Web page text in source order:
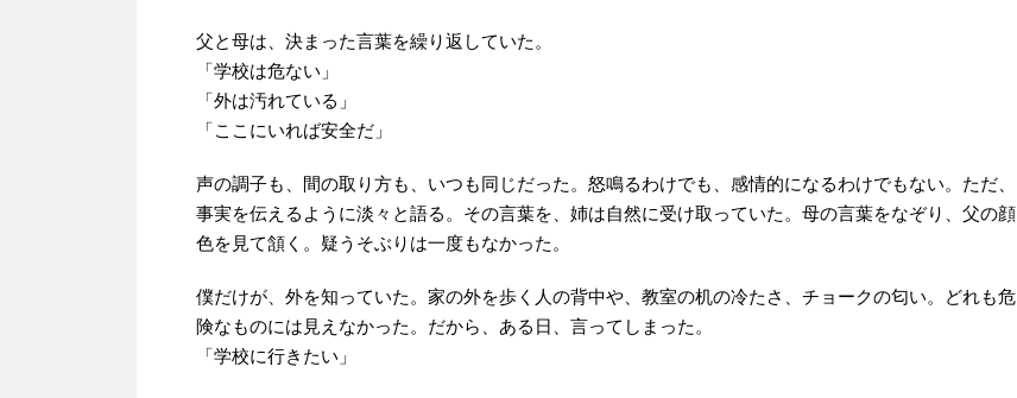
父と母は、決まった言葉を繰り返していた。
「学校は危ない」
「外は汚れている」
「ここにいれば安全だ」
声の調子も、間の取り方も、いつも同じだった。怒鳴るわけでも、感情的になるわけでもない。ただ、
事実を伝えるように淡々と語る。その言葉を、姉は自然に受け取っていた。母の言葉をなぞり、父の顔
色を見て頷く。疑うそぶりは一度もなかった。
僕だけが、外を知っていた。家の外を歩く人の背中や、教室の机の冷たさ、チョークの匂い。どれも危
険なものには見えなかった。だから、ある日、言ってしまった。
「学校に行きたい」